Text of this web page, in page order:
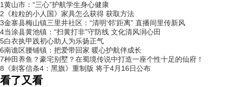
1黄山市：“三心”护航学生身心健康
2 《粒粒的小人国》家具怎么获得 获取方法
3金寨县梅山镇三里井社区：“清明‘邻’距离” 直播间里传新风
4当涂县黄池镇：“扫黄打非”守防线 文化清风润心田
5白衣执甲践初心助人为乐扬正气
6南谯区腰铺镇：把爱带回家 暖心护航伴成长
7种田养鱼？豪宅别墅？在蜀境传说中打造一座个性十足的仙府！
8 《刺客信条4：黑旗》重制版 将于4月16日公布
看了又看